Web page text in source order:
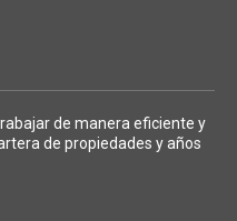
de manera eficiente y
de propiedades y años